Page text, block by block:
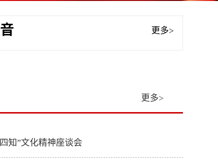
更多>
更多>
知”文化精神座谈会